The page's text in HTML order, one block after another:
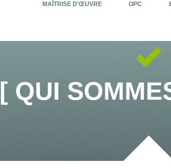
MAÎTRISE D'ŒUVRE OPC
[ QUI